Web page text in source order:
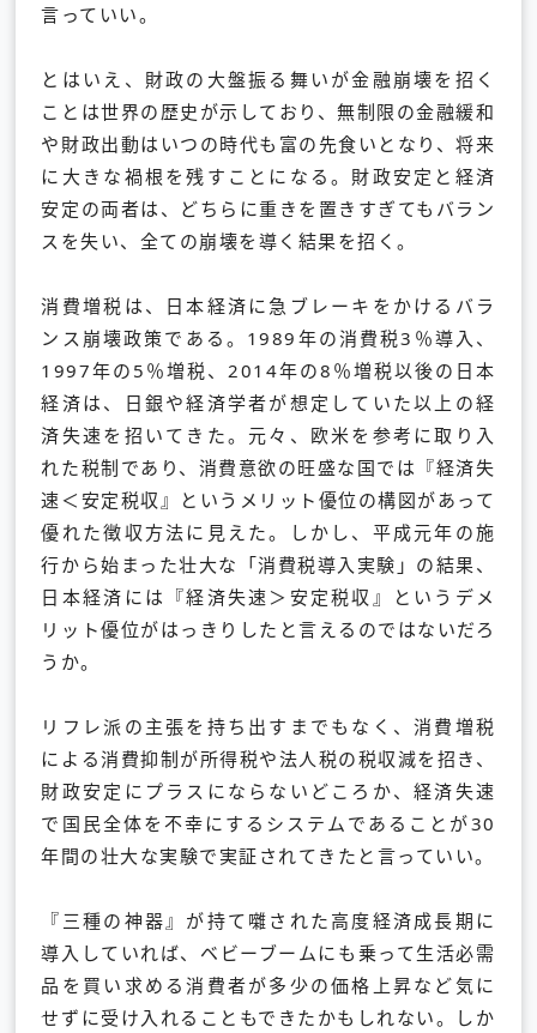
言っていい。
とはいえ、財政の大盤振る舞いが金融崩壊を招く
ことは世界の歴史が示しており、無制限の金融緩和
や財政出動はいつの時代も富の先食いとなり、将来
に大きな禍根を残すことになる。財政安定と経済
安定の両者は、どちらに重きを置きすぎてもバラン
スを失い、全ての崩壊を導く結果を招く。
消費増税は、日本経済に急ブレーキをかけるバラ
ンス崩壊政策である。1989年の消費税3％導入、
1997年の5％増税、2014年の8％増税以後の日本
経済は、日銀や経済学者が想定していた以上の経
済失速を招いてきた。元々、欧米を参考に取り入
れた税制であり、消費意欲の旺盛な国では『経済失
速＜安定税収』というメリット優位の構図があって
優れた徴収方法に見えた。しかし、平成元年の施
行から始まった壮大な「消費税導入実験」の結果、
日本経済には『経済失速＞安定税収』というデメ
リット優位がはっきりしたと言えるのではないだろ
うか。
リフレ派の主張を持ち出すまでもなく、消費増税
による消費抑制が所得税や法人税の税収減を招き、
財政安定にプラスにならないどころか、経済失速
で国民全体を不幸にするシステムであることが30
年間の壮大な実験で実証されてきたと言っていい。
『三種の神器』が持て囃された高度経済成長期に
導入していれば、ベビーブームにも乗って生活必需
品を買い求める消費者が多少の価格上昇など気に
せずに受け入れることもできたかもしれない。しか